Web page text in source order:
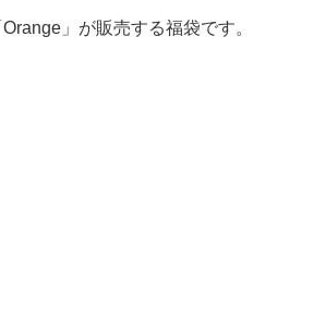
」が販売する福袋です。